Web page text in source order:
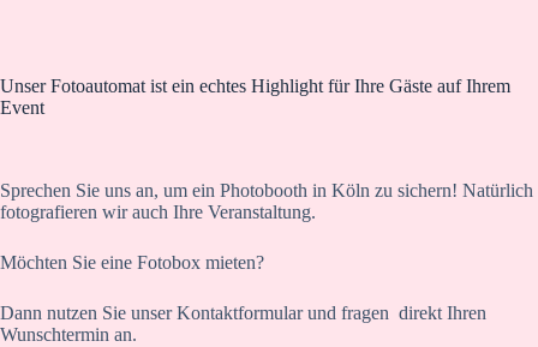
Unser Fotoautomat ist ein echtes Highlight für Ihre Gäste auf Ihrem
Event
Sprechen Sie uns an, um ein Photobooth in Köln zu sichern! Natürlich
fotografieren wir auch Ihre Veranstaltung.
Möchten Sie eine Fotobox mieten?
Dann nutzen Sie unser Kontaktformular und fragen direkt Ihren
Wunschtermin an.